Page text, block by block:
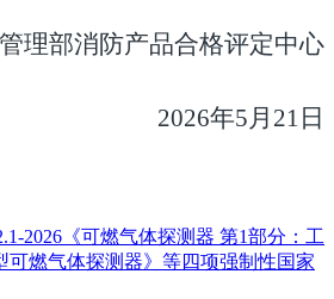
理部消防产品合格评定中心
2026年5月21日
2026《可燃气体探测器 第1部分：工
可燃气体探测器》等四项强制性国家